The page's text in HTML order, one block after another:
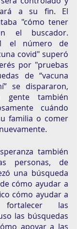
a su fin. El
"cómo tener
el buscador.
el número de
covid" superó
por "pruebas
de “vacuna
se dispararon,
también
cuándo
familia o comer
también
personas, de
una búsqueda
cómo ayudar a
cómo ayudar a
las
las búsquedas
apoyar a las